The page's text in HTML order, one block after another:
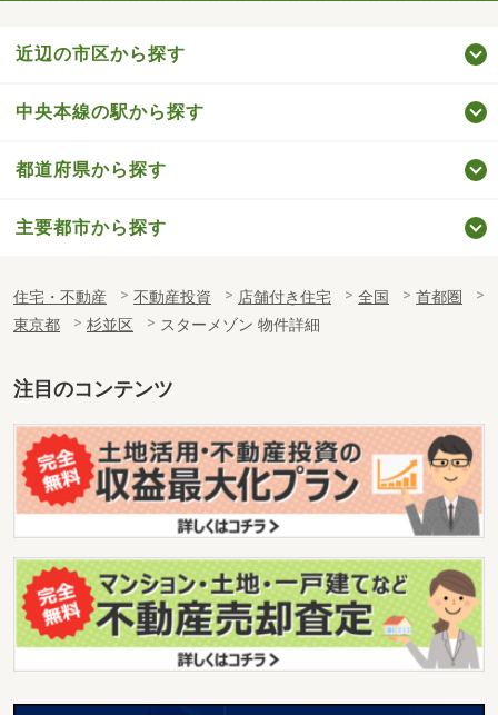
近辺の市区から探す
中央本線の駅から探す
都道府県から探す
主要都市から探す
住宅・不動産 不動産投資 店舗付き住宅 全国
首都圏
東京都
杉並区 スターメゾン 物件詳細
注目のコンテンツ